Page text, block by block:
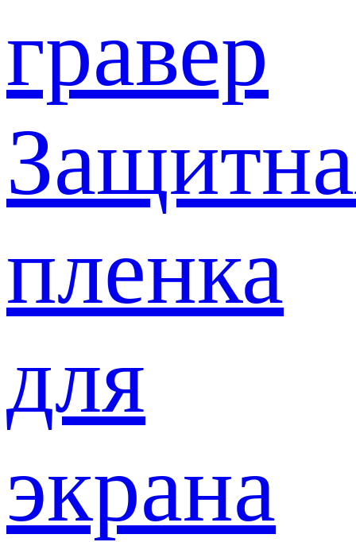
гравер
пленка
для
экрана